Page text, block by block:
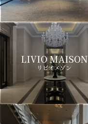
LIVIO MAISON
リビオメゾン